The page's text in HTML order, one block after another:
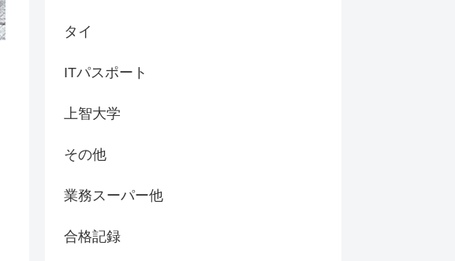
タイ
ITパスポート
上智大学
その他
業務スーパー他
合格記録